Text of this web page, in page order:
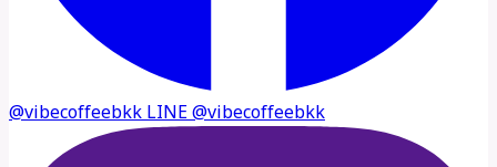
@vibecoffeebkkLINE@vibecoffeebkk